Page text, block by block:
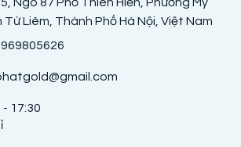
Liêm, Thành Phố Hà Nội, Việt Nam
- 17:30